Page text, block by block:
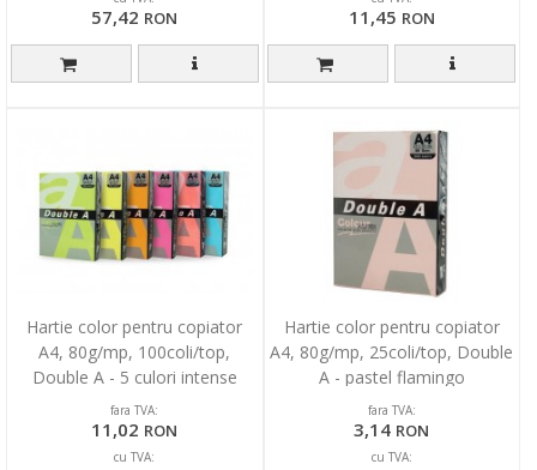
57,42 RON 11,45 RON
Hartie color pentru copiator
A4, 80g/mp, 100coli/top,
Double A - 5 culori intense
asortate
fara TVA:
11,02 RON
cu TVA:
Hartie color pentru copiator
A4, 80g/mp, 25coli/top, Double
A - pastel flamingo
fara TVA:
3,14 RON
cu TVA: